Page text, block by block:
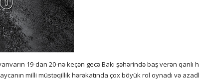
19-dan 20-nə keçən gecə Bakı şəhərində baş verən
milli müstəqillik hərəkatında çox böyük rol oynadı və